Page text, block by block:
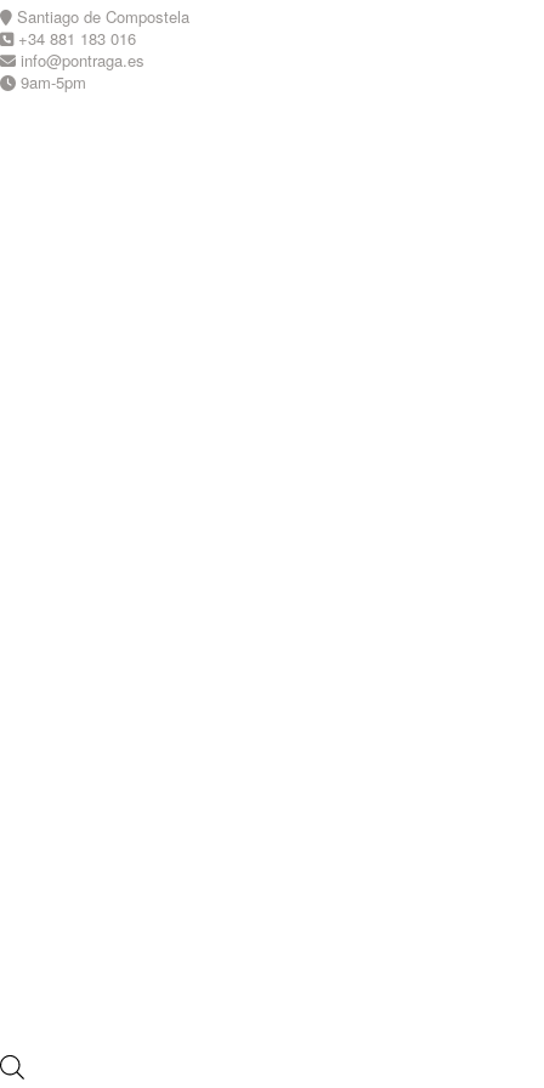
Skip
to
content
Santiago de Compostela
+34 881 183 016
info@pontraga.es
9am-5pm